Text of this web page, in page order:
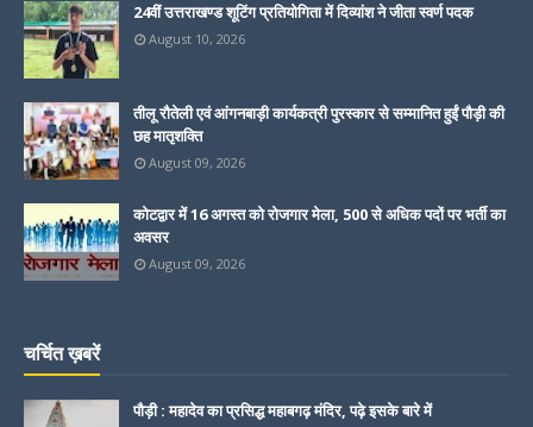
24वीं उत्तराखण्ड शूटिंग प्रतियोगिता में दिव्यांश ने जीता स्वर्ण पदक
August 10, 2026
तीलू रौतेली एवं आंगनबाड़ी कार्यकत्री पुरस्कार से सम्मानित हुईं पौड़ी की
छह मातृशक्ति
August 09, 2026
कोटद्वार में 16 अगस्त को रोजगार मेला, 500 से अधिक पदों पर भर्ती का
अवसर
August 09, 2026
चर्चित ख़बरें
पौड़ी : महादेव का प्रसिद्ध महाबगढ़ मंदिर, पढ़े इसके बारे में